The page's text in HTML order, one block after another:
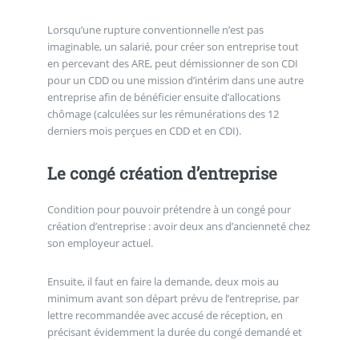
Lorsqu’une rupture conventionnelle n’est pas
imaginable, un salarié, pour créer son entreprise tout
en percevant des ARE, peut démissionner de son CDI
pour un CDD ou une mission d’intérim dans une autre
entreprise afin de bénéficier ensuite d’allocations
chômage (calculées sur les rémunérations des 12
derniers mois perçues en CDD et en CDI).
Le congé création d’entreprise
Condition pour pouvoir prétendre à un congé pour
création d’entreprise : avoir deux ans d’ancienneté chez
son employeur actuel.
Ensuite, il faut en faire la demande, deux mois au
minimum avant son départ prévu de l’entreprise, par
lettre recommandée avec accusé de réception, en
précisant évidemment la durée du congé demandé et